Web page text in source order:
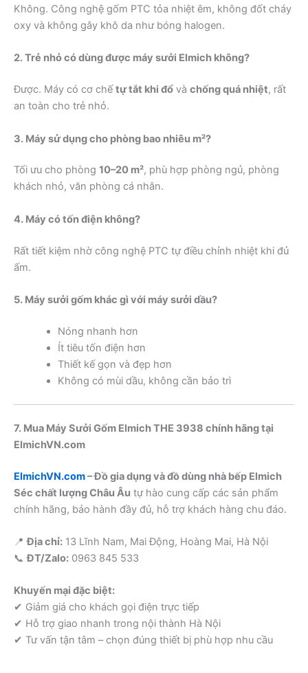
Không. Công nghệ gốm PTC tỏa nhiệt êm, không đốt cháy
oxy và không gây khô da như bóng halogen.
2. Trẻ nhỏ có dùng được máy sưởi Elmich không?
Được. Máy có cơ chếtự tắt khi đổ và chống quá nhiệt, rất
an toàn cho trẻ nhỏ.
3. Máy sử dụng cho phòng bao nhiêu m²?
Tối ưu cho phòng 10–20 m², phù hợp phòng ngủ, phòng
khách nhỏ, văn phòng cá nhân.
4. Máy có tốn điện không?
Rất tiết kiệm nhờ công nghệ PTC tự điều chỉnh nhiệt khi đủ
ấm.
5. Máy sưởi gốm khác gì với máy sưởi dầu?
Nóng nhanh hơn
Ít tiêu tốn điện hơn
Thiết kế gọn và đẹp hơn
Không có mùi dầu, không cần bảo trì
7. Mua Máy Sưởi Gốm Elmich THE 3938 chính hãng tại
ElmichVN.com
ElmichVN.com– Đồ gia dụng và đồ dùng nhà bếp Elmich
Séc chất lượng Châu Âu tự hào cung cấp các sản phẩm
chính hãng, bảo hành đầy đủ, hỗ trợ khách hàng chu đáo.
📍Địa chỉ: 13 Lĩnh Nam, Mai Động, Hoàng Mai, Hà Nội
📞ĐT/Zalo: 0963 845 533
Khuyến mại đặc biệt:
✔ Giảm giá cho khách gọi điện trực tiếp
✔ Hỗ trợ giao nhanh trong nội thành Hà Nội
✔ Tư vấn tận tâm – chọn đúng thiết bị phù hợp nhu cầu